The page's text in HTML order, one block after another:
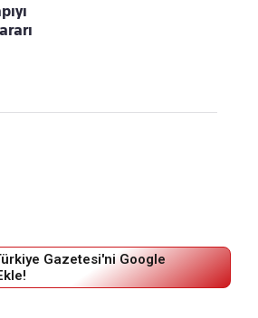
Gazetesi'ni Google